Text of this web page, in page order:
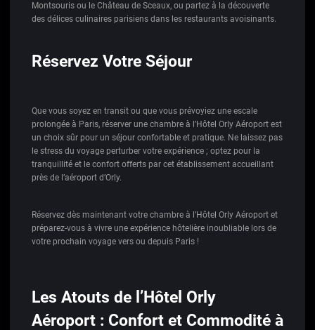
Montsouris ou le Château de Sceaux, ou partez à la découverte
des délices culinaires parisiens dans les restaurants avoisinants.
Réservez Votre Séjour
Que vous soyez en transit ou que vous prévoyiez une escale
prolongée à Paris, réserver une chambre à l’Hôtel Orly Aéroport est
un choix sûr pour un séjour confortable et pratique. Ne laissez pas
le stress du voyage perturber votre expérience ; optez pour la
tranquillité et le confort offerts par cet établissement accueillant
près de l’aéroport d’Orly.
Réservez dès maintenant votre chambre à l’Hôtel Orly Aéroport et
préparez-vous à vivre une expérience hôtelière inoubliable lors de
votre prochain voyage vers ou depuis Paris !
Les Atouts de l’Hôtel Orly
Aéroport : Confort et Commodité à